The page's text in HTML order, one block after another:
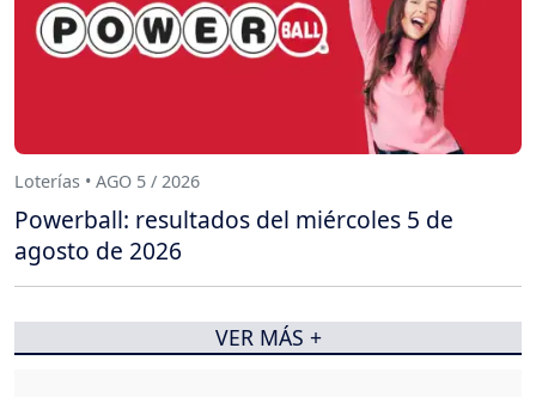
Loterías • AGO 5 / 2026
Powerball: resultados del miércoles 5 de
agosto de 2026
VER MÁS +